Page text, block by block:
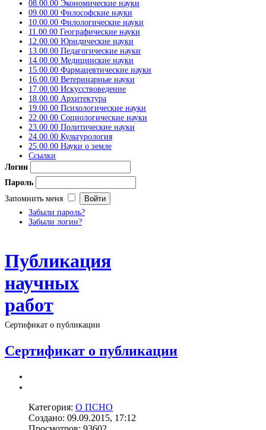
08.00.00 Экономические науки
09.00.00 Философские науки
10.00.00 Филологические науки
11.00.00 Географические науки
12.00.00 Юридические науки
13.00.00 Педагогические науки
14.00.00 Медицинские науки
15.00.00 Фармацевтические науки
16.00.00 Ветеринарные науки
17.00.00 Искусствоведение
18.00.00 Архитектура
19.00.00 Психологические науки
22.00.00 Социологические науки
23.00.00 Политические науки
24.00.00 Культурология
25.00.00 Науки о земле
Ссылки
Логин
Пароль
Запомнить меня
Забыли пароль?
Забыли логин?
Публикация
научных
работ
Сертификат о публикации
Сертификат о публикации
Категория: О ПСНО
Создано: 09.09.2015, 17:12